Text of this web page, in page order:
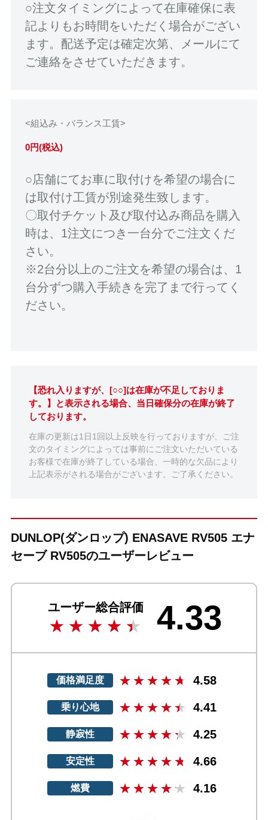
○注文タイミングによって在庫確保に表
記よりもお時間をいただく場合がござい
ます。配送予定は確定次第、メールにて
ご連絡をさせていただきます。
<組込み・バランス工賃>
0円(税込)
○店舗にてお車に取付けを希望の場合に
は取付け工賃が別途発生致します。
〇取付チケット及び取付込み商品を購入
時は、1注文につき一台分でご注文くだ
さい。
※2台分以上のご注文を希望の場合は、1
台分ずつ購入手続きを完了まで行ってく
ださい。
【恐れ入りますが、[○○]は在庫が不足しておりま
す。】と表示される場合、当日確保分の在庫が終了
しております。
在庫の更新は1日1回以上反映を行っておりますが、ご注
文のタイミングによっては事前にご注文いただいている
お客様で在庫が終了している場合、一時的な欠品により
上記表示がされる場合がございます。ご了承ください。
DUNLOP(ダンロップ) ENASAVE RV505 エナ
セーブ RV505のユーザーレビュー
ユーザー総合評価 4.33
価格満足度 4.58
乗り心地 4.41
静寂性 4.25
安定性 4.66
燃費 4.16